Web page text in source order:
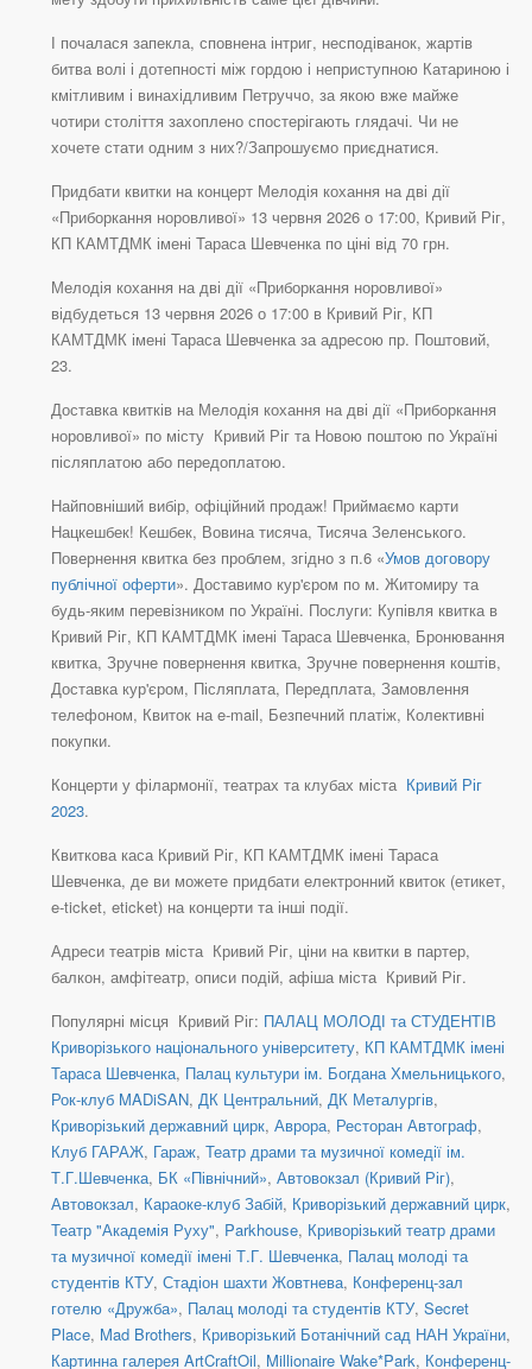
І почалася запекла, сповнена інтриг, несподіванок, жартів
битва волі і дотепності між гордою і неприступною Катариною і
кмітливим і винахідливим Петруччо, за якою вже майже
чотири століття захоплено спостерігають глядачі. Чи не
хочете стати одним з них?/Запрошуємо приєднатися.
Придбати квитки на концерт Мелодія кохання на дві дії
«Приборкання норовливої» 13 червня 2026 о 17:00, Кривий Ріг,
КП КАМТДМК імені Тараса Шевченка по ціні від 70 грн.
Мелодія кохання на дві дії «Приборкання норовливої»
відбудеться 13 червня 2026 о 17:00 в Кривий Ріг, КП
КАМТДМК імені Тараса Шевченка за адресою пр. Поштовий,
23.
Доставка квитків на Мелодія кохання на дві дії «Приборкання
норовливої» по місту Кривий Ріг та Новою поштою по Україні
післяплатою або передоплатою.
Найповніший вибір, офіційний продаж! Приймаємо карти
Нацкешбек! Кешбек, Вовина тисяча, Тисяча Зеленського.
Повернення квитка без проблем, згідно з п.6 «Умов договору
публічної оферти». Доставимо кур'єром по м. Житомиру та
будь-яким перевізником по Україні. Послуги: Купівля квитка в
Кривий Ріг, КП КАМТДМК імені Тараса Шевченка, Бронювання
квитка, Зручне повернення квитка, Зручне повернення коштів,
Доставка кур'єром, Післяплата, Передплата, Замовлення
телефоном, Квиток на e-mail, Безпечний платіж, Колективні
покупки.
Концерти у філармонії, театрах та клубах міста Кривий Ріг
2023.
Квиткова каса Кривий Ріг, КП КАМТДМК імені Тараса
Шевченка, де ви можете придбати електронний квиток (етикет,
e-ticket, eticket) на концерти та інші події.
Адреси театрів міста Кривий Ріг, ціни на квитки в партер,
балкон, амфітеатр, описи подій, афіша міста Кривий Ріг.
Популярні місця Кривий Ріг: ПАЛАЦ МОЛОДІ та СТУДЕНТІВ
Криворізького національного університету, КП КАМТДМК імені
Тараса Шевченка, Палац культури ім. Богдана Хмельницького,
Рок-клуб MADiSAN, ДК Центральний, ДК Металургів,
Криворізький державний цирк, Аврора, Ресторан Автограф,
Клуб ГАРАЖ, Гараж, Театр драми та музичної комедії ім.
Т.Г.Шевченка, БК «Північний», Автовокзал (Кривий Ріг),
Автовокзал, Караоке-клуб Забій, Криворізький державний цирк,
Театр "Академія Руху", Parkhouse, Криворізький театр драми
та музичної комедії імені Т.Г. Шевченка, Палац молоді та
студентів КТУ, Стадіон шахти Жовтнева, Конференц-зал
готелю «Дружба», Палац молоді та студентів КТУ, Secret
Place, Mad Brothers, Криворізький Ботанічний сад НАН України,
Картинна галерея ArtCraftOil, Millionaire Wake*Park, Конференц-